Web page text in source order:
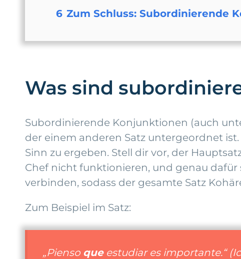
6 Zum Schluss: Subordinierende
Was sind
Subordinierende Konjunktionen (auch
der einem anderen Satz untergeordnet
Sinn zu ergeben. Stell dir vor, der
Chef nicht funktionieren, und genau
verbinden, sodass der gesamte Satz
Zum Beispiel im Satz:
„Pienso queestudiar es importante.“